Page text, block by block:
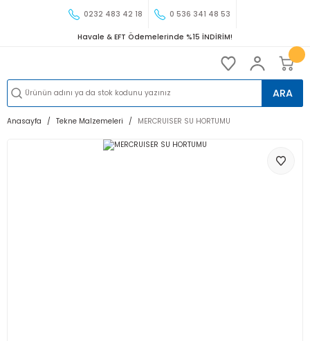
0232 483 42 18 0 536 341 48 53
Havale & EFT Ödemelerinde %15 İNDİRİM!
ARA
Anasayfa Tekne Malzemeleri MERCRUISER SU HORTUMU